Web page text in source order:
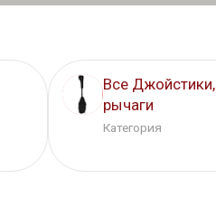
Все Джойстики,
рычаги
Категория